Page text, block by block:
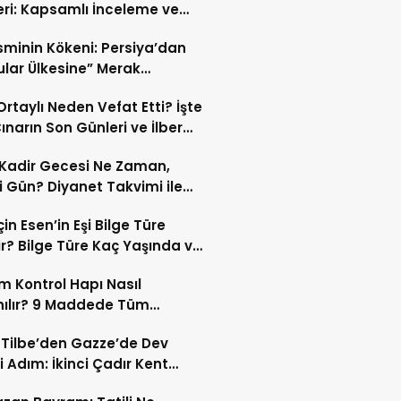
Kapsamlı İnceleme ve
Kökeni: Persiya’dan
Ülkesine” Merak
Neden Vefat Etti? İşte
Son Günleri ve İlber
Gecesi Ne Zaman,
Gün? Diyanet Takvimi ile
Esen’in Eşi Bilge Türe
Bilge Türe Kaç Yaşında ve
Kontrol Hapı Nasıl
9 Maddede Tüm
Tilbe’den Gazze’de Dev
Adım: İkinci Çadır Kent